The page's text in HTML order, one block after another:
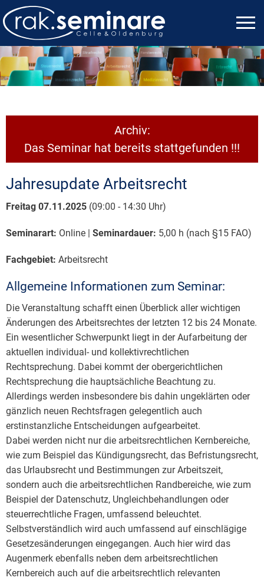
Archiv:
Das Seminar hat bereits stattgefunden !!!
Jahresupdate Arbeitsrecht
Freitag 07.11.2025 (09:00 - 14:30 Uhr)
Seminarart: Online | Seminardauer: 5,00 h (nach §15 FAO)
Fachgebiet: Arbeitsrecht
Allgemeine Informationen zum Seminar:
Die Veranstaltung schafft einen Überblick aller wichtigen
Änderungen des Arbeitsrechtes der letzten 12 bis 24 Monate.
Ein wesentlicher Schwerpunkt liegt in der Aufarbeitung der
aktuellen individual- und kollektivrechtlichen
Rechtsprechung. Dabei kommt der obergerichtlichen
Rechtsprechung die hauptsächliche Beachtung zu.
Allerdings werden insbesondere bis dahin ungeklärten oder
gänzlich neuen Rechtsfragen gelegentlich auch
erstinstanzliche Entscheidungen aufgearbeitet.
Dabei werden nicht nur die arbeitsrechtlichen Kernbereiche,
wie zum Beispiel das Kündigungsrecht, das Befristungsrecht,
das Urlaubsrecht und Bestimmungen zur Arbeitszeit,
sondern auch die arbeitsrechtlichen Randbereiche, wie zum
Beispiel der Datenschutz, Ungleichbehandlungen oder
steuerrechtliche Fragen, umfassend beleuchtet.
Selbstverständlich wird auch umfassend auf einschlägige
Gesetzesänderungen eingegangen. Auch hier wird das
Augenmerk ebenfalls neben dem arbeitsrechtlichen
Kernbereich auch auf die arbeitsrechtlich relevanten